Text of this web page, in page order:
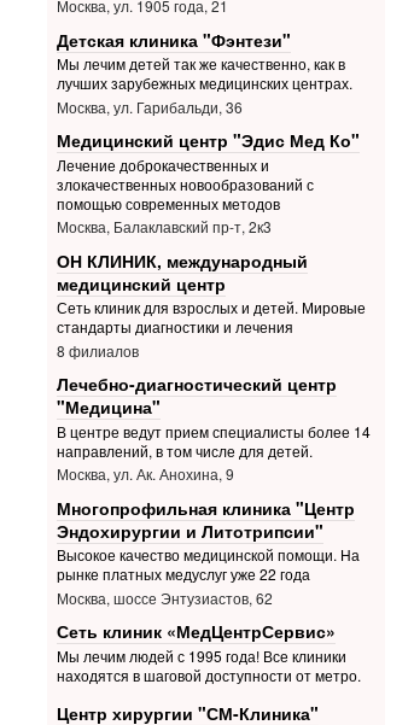
Москва, ул. 1905 года, 21
Детская клиника "Фэнтези"
Мы лечим детей так же качественно, как в
лучших зарубежных медицинских центрах.
Москва, ул. Гарибальди, 36
Медицинский центр "Эдис Мед Ко"
Лечение доброкачественных и
злокачественных новообразований с
помощью современных методов
Москва, Балаклавский пр-т, 2к3
ОН КЛИНИК, международный
медицинский центр
Сеть клиник для взрослых и детей. Мировые
стандарты диагностики и лечения
8 филиалов
Лечебно-диагностический центр
"Медицина"
В центре ведут прием специалисты более 14
направлений, в том числе для детей.
Москва, ул. Ак. Анохина, 9
Многопрофильная клиника "Центр
Эндохирургии и Литотрипсии"
Высокое качество медицинской помощи. На
рынке платных медуслуг уже 22 года
Москва, шоссе Энтузиастов, 62
Сеть клиник «МедЦентрСервис»
Мы лечим людей с 1995 года! Все клиники
находятся в шаговой доступности от метро.
Центр хирургии "СМ-Клиника"